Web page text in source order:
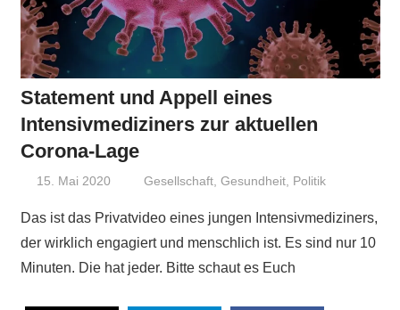
Statement und Appell eines
Intensivmediziners zur aktuellen
Corona-Lage
15. Mai 2020 Niki Vogt
Gesellschaft ,Gesundheit Politik
Das ist das Privatvideo eines jungen Intensivmediziners,
der wirklich engagiert und menschlich ist. Es sind nur 10
Minuten. Die hat jeder. Bitte schaut es Euch